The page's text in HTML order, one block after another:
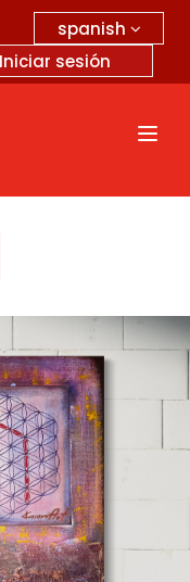
spanish
Iniciar sesión